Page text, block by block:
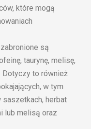
które mogą
są
taurynę, melisę,
Dotyczy to również
w tym
herbat
lub melisą oraz